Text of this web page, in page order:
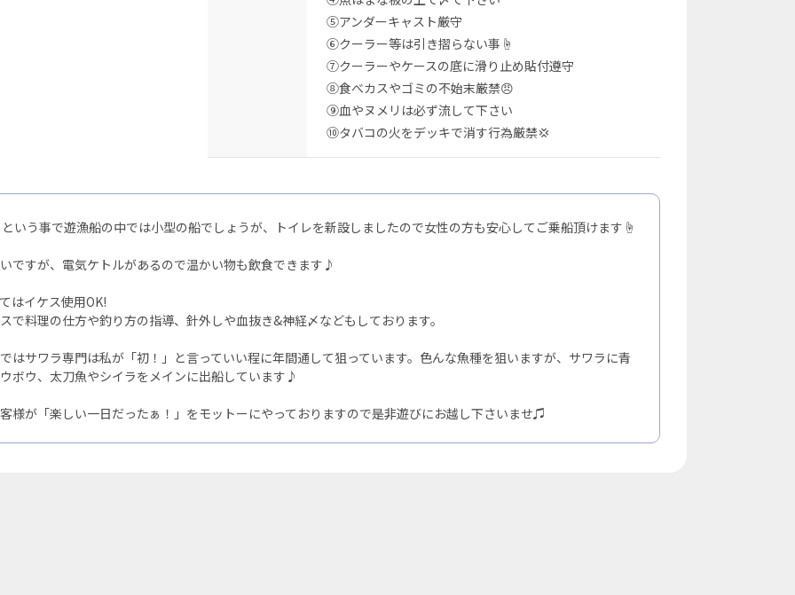
⑤アンダーキャスト厳守
⑥クーラー等は引き摺らない事☝
⑦クーラーやケースの底に滑り止め貼付遵守
⑧食べカスやゴミの不始末厳禁😠
⑨血やヌメリは必ず流して下さい
⑩タバコの火をデッキで消す行為厳禁💢
いう事で遊漁船の中では小型の船でしょうが、トイレを新設しましたので女性の方も安心してご乗船頂けます☝️
ですが、電気ケトルがあるので温かい物も飲食できます♪
はイケス使用OK!
で料理の仕方や釣り方の指導、針外しや血抜き&神経〆などもしております。
はサワラ専門は私が「初！」と言っていい程に年間通して狙っています。色んな魚種を狙いますが、サワラに青
ボウ、太刀魚やシイラをメインに出船しています♪
様が「楽しい一日だったぁ！」をモットーにやっておりますので是非遊びにお越し下さいませ♫